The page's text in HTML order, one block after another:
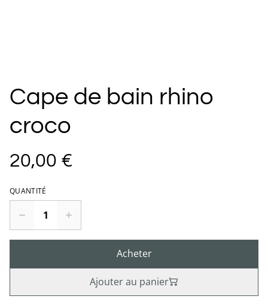
Cape de bain rhino
croco
20,00 €
QUANTITÉ
Acheter
Ajouter au panier